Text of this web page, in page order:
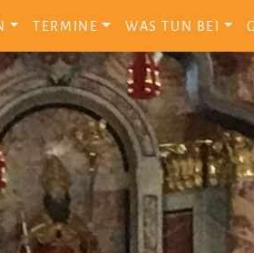
TERMINE WAS TUN BEI